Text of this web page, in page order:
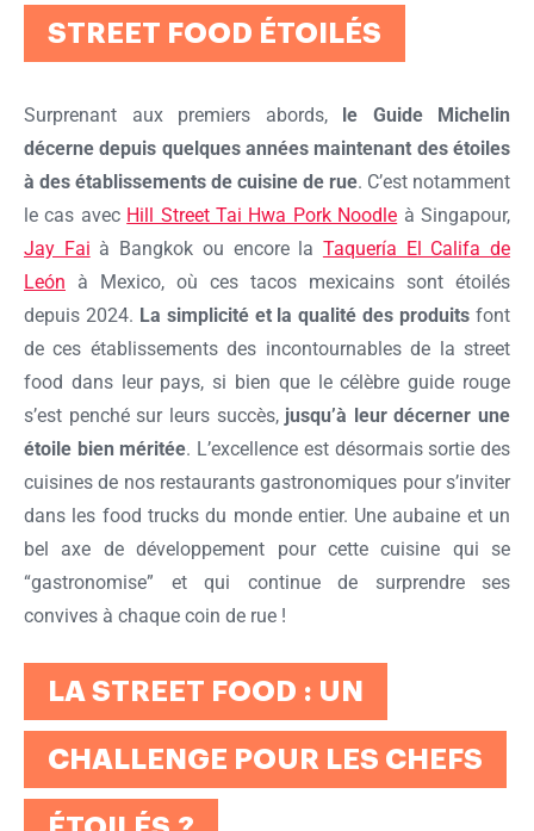
STREET FOOD ÉTOILÉS
Surprenant aux premiers abords, le Guide Michelin
décerne depuis quelques années maintenant des étoiles
à des établissements de cuisine de rue. C’est notamment
le cas avec Hill Street Tai Hwa Pork Noodle à Singapour,
Jay Fai à Bangkok ou encore la Taquería El Califa de
León à Mexico, où ces tacos mexicains sont étoilés
depuis 2024. La simplicité et la qualité des produits font
de ces établissements des incontournables de la street
food dans leur pays, si bien que le célèbre guide rouge
s’est penché sur leurs succès, jusqu’à leur décerner une
étoile bien méritée. L’excellence est désormais sortie des
cuisines de nos restaurants gastronomiques pour s’inviter
dans les food trucks du monde entier. Une aubaine et un
bel axe de développement pour cette cuisine qui se
“gastronomise” et qui continue de surprendre ses
convives à chaque coin de rue !
LA STREET FOOD : UN
CHALLENGE POUR LES CHEFS